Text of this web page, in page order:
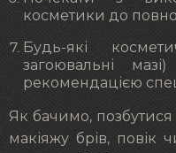
косметики до
Будь-які
загоювальні
рекомендацією
Як бачимо,
макіяжу брів, повік